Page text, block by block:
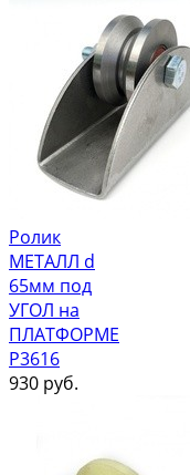
Ролик
МЕТАЛЛ d
65мм под
УГОЛ на
ПЛАТФОРМЕ
Р3616
930 руб.